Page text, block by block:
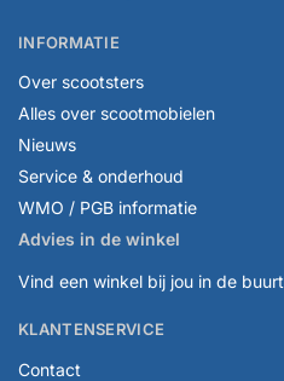
INFORMATIE
Over scootsters
Alles over scootmobielen
Nieuws
Service & onderhoud
WMO / PGB informatie
Advies in de winkel
Vind een winkel bij jou in de buurt
KLANTENSERVICE
Contact